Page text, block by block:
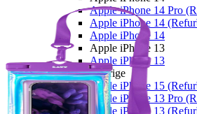
Apple iPhone 14 Pro
Apple iPhone 14
Apple iPhone 14
Apple iPhone 13
Apple iPhone 13
Overige
Apple iPhone 15
Apple iPhone 13 Pro
Apple iPhone 13